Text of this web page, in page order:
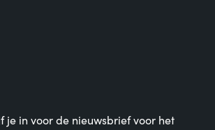
je in voor de nieuwsbrief voor het